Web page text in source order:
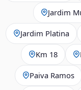
Jardim
Jardim Platina
Km 18
Paiva Ramos